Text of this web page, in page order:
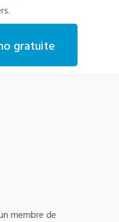
gratuite
membre de